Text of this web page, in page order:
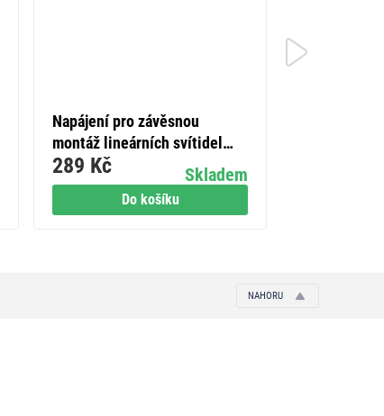
Do košíku
Napájení pro závěsnou
montáž lineárních svítidel
ORTO
Skladem
289 Kč
NAHORU